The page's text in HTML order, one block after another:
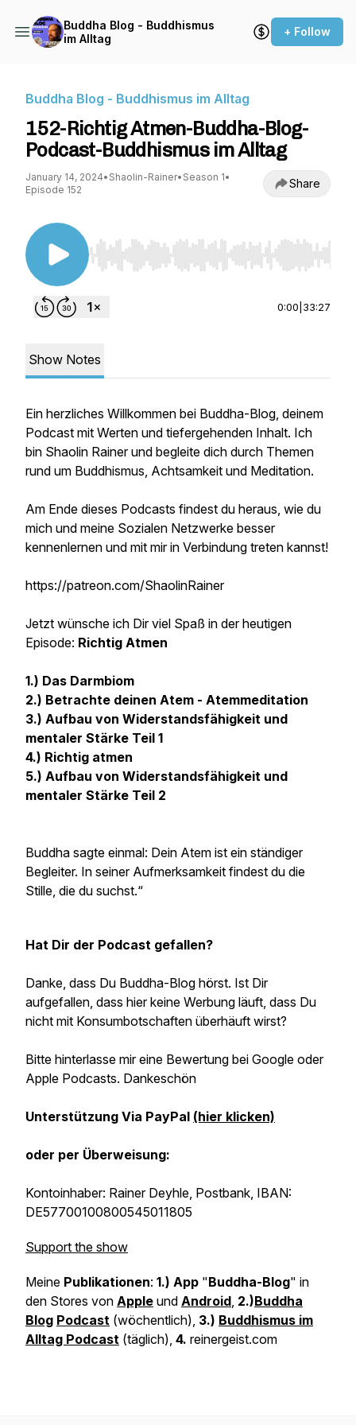
Buddha Blog - Buddhismus
im Alltag
+ Follow
Buddha Blog - Buddhismus im Alltag
152-Richtig Atmen-Buddha-Blog-
Podcast-Buddhismus im Alltag
January 14, 2024• Shaolin-Rainer• Season 1•
Episode 152
Share
Use Left/Right to seek, Home/End to jump to
0:00 33:27
Show Notes
Ein herzliches Willkommen bei Buddha-Blog, deinem
Podcast mit Werten und tiefergehenden Inhalt. Ich
bin Shaolin Rainer und begleite dich durch Themen
rund um Buddhismus, Achtsamkeit und Meditation.
Am Ende dieses Podcasts findest du heraus, wie du
mich und meine Sozialen Netzwerke besser
kennenlernen und mit mir in Verbindung treten kannst!
https://patreon.com/ShaolinRainer
Jetzt wünsche ich Dir viel Spaß in der heutigen
Episode: Richtig Atmen
1.) Das Darmbiom
2.) Betrachte deinen Atem - Atemmeditation
3.) Aufbau von Widerstandsfähigkeit und
mentaler Stärke Teil 1
4.) Richtig atmen
5.) Aufbau von Widerstandsfähigkeit und
mentaler Stärke Teil 2
Buddha sagte einmal: Dein Atem ist ein ständiger
Begleiter. In seiner Aufmerksamkeit findest du die
Stille, die du suchst.“
Hat Dir der Podcast gefallen?
Danke, dass Du Buddha-Blog hörst. Ist Dir
aufgefallen, dass hier keine Werbung läuft, dass Du
nicht mit Konsumbotschaften überhäuft wirst?
Bitte hinterlasse mir eine Bewertung bei Google oder
Apple Podcasts. Dankeschön
Unterstützung Via PayPal (hier klicken)
oder per Überweisung:
Kontoinhaber: Rainer Deyhle, Postbank, IBAN:
DE57700100800545011805
Support the show
Meine Publikationen: 1.) App "Buddha-Blog" in
den Stores von Apple und Android, 2.)Buddha
Blog Podcast (wöchentlich), 3.) Buddhismus im
Alltag Podcast (täglich), 4. reinergeist.com